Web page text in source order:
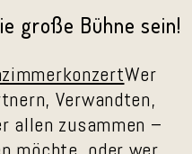
große Bühne sein!
Wer
Verwandten,
allen zusammen –